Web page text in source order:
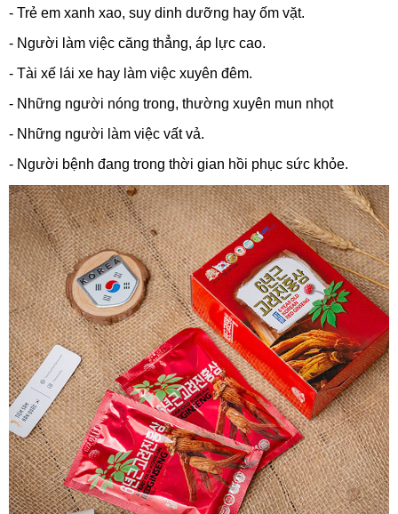
- Trẻ em xanh xao, suy dinh dưỡng hay ốm vặt.
- Người làm việc căng thẳng, áp lực cao.
- Tài xế lái xe hay làm việc xuyên đêm.
- Những người nóng trong, thường xuyên mun nhọt
- Những người làm việc vất vả.
- Người bệnh đang trong thời gian hồi phục sức khỏe.